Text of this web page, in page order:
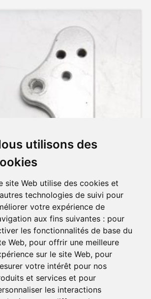
utilisons des
site Web utilise des cookies et
technologies de suivi pour
votre expérience de
aux fins suivantes : pour
les fonctionnalités de base du
Web, pour offrir une meilleure
sur le site Web, pour
votre intérêt pour nos
et services et pour
les interactions
pied avant (gauche)
GT650
avec le code SUMMER20